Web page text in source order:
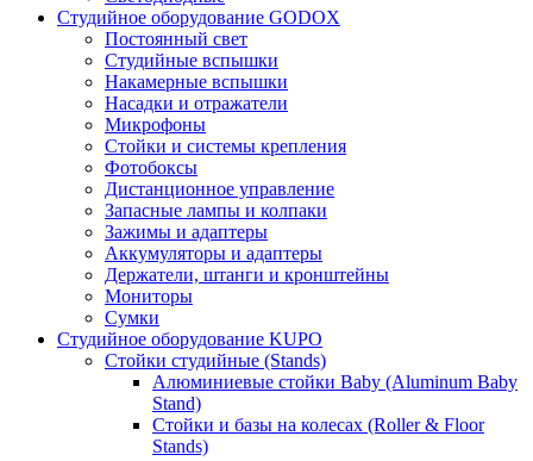
Студийное оборудование GODOX
Постоянный свет
Студийные вспышки
Накамерные вспышки
Насадки и отражатели
Микрофоны
Стойки и системы крепления
Фотобоксы
Дистанционное управление
Запасные лампы и колпаки
Зажимы и адаптеры
Аккумуляторы и адаптеры
Держатели, штанги и кронштейны
Мониторы
Сумки
Студийное оборудование KUPO
Стойки студийные (Stands)
Алюминиевые стойки Baby (Aluminum Baby
Stand)
Стойки и базы на колесах (Roller & Floor
Stands)